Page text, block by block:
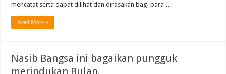
mencatat serta dapat dilihat dan dirasakan bagi para …
Read More »
Nasib Bangsa ini bagaikan pungguk